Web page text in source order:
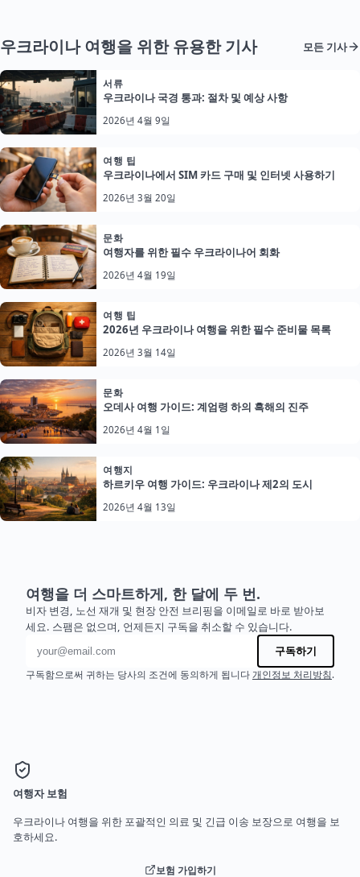
우크라이나 여행을 위한 유용한 기사 모든 기사
서류
우크라이나 국경 통과: 절차 및 예상 사항
2026년 4월 9일
여행 팁
우크라이나에서 SIM 카드 구매 및 인터넷 사용하기
2026년 3월 20일
문화
여행자를 위한 필수 우크라이나어 회화
2026년 4월 19일
여행 팁
2026년 우크라이나 여행을 위한 필수 준비물 목록
2026년 3월 14일
문화
오데사 여행 가이드: 계엄령 하의 흑해의 진주
2026년 4월 1일
여행지
하르키우 여행 가이드: 우크라이나 제2의 도시
2026년 4월 13일
여행을 더 스마트하게, 한 달에 두 번.
비자 변경, 노선 재개 및 현장 안전 브리핑을 이메일로 바로 받아보
세요. 스팸은 없으며, 언제든지 구독을 취소할 수 있습니다.
이메일 주소
구독하기
구독함으로써 귀하는 당사의 조건에 동의하게 됩니다 개인정보 처리방침.
여행자 보험
우크라이나 여행을 위한 포괄적인 의료 및 긴급 이송 보장으로 여행을 보
호하세요.
보험 가입하기